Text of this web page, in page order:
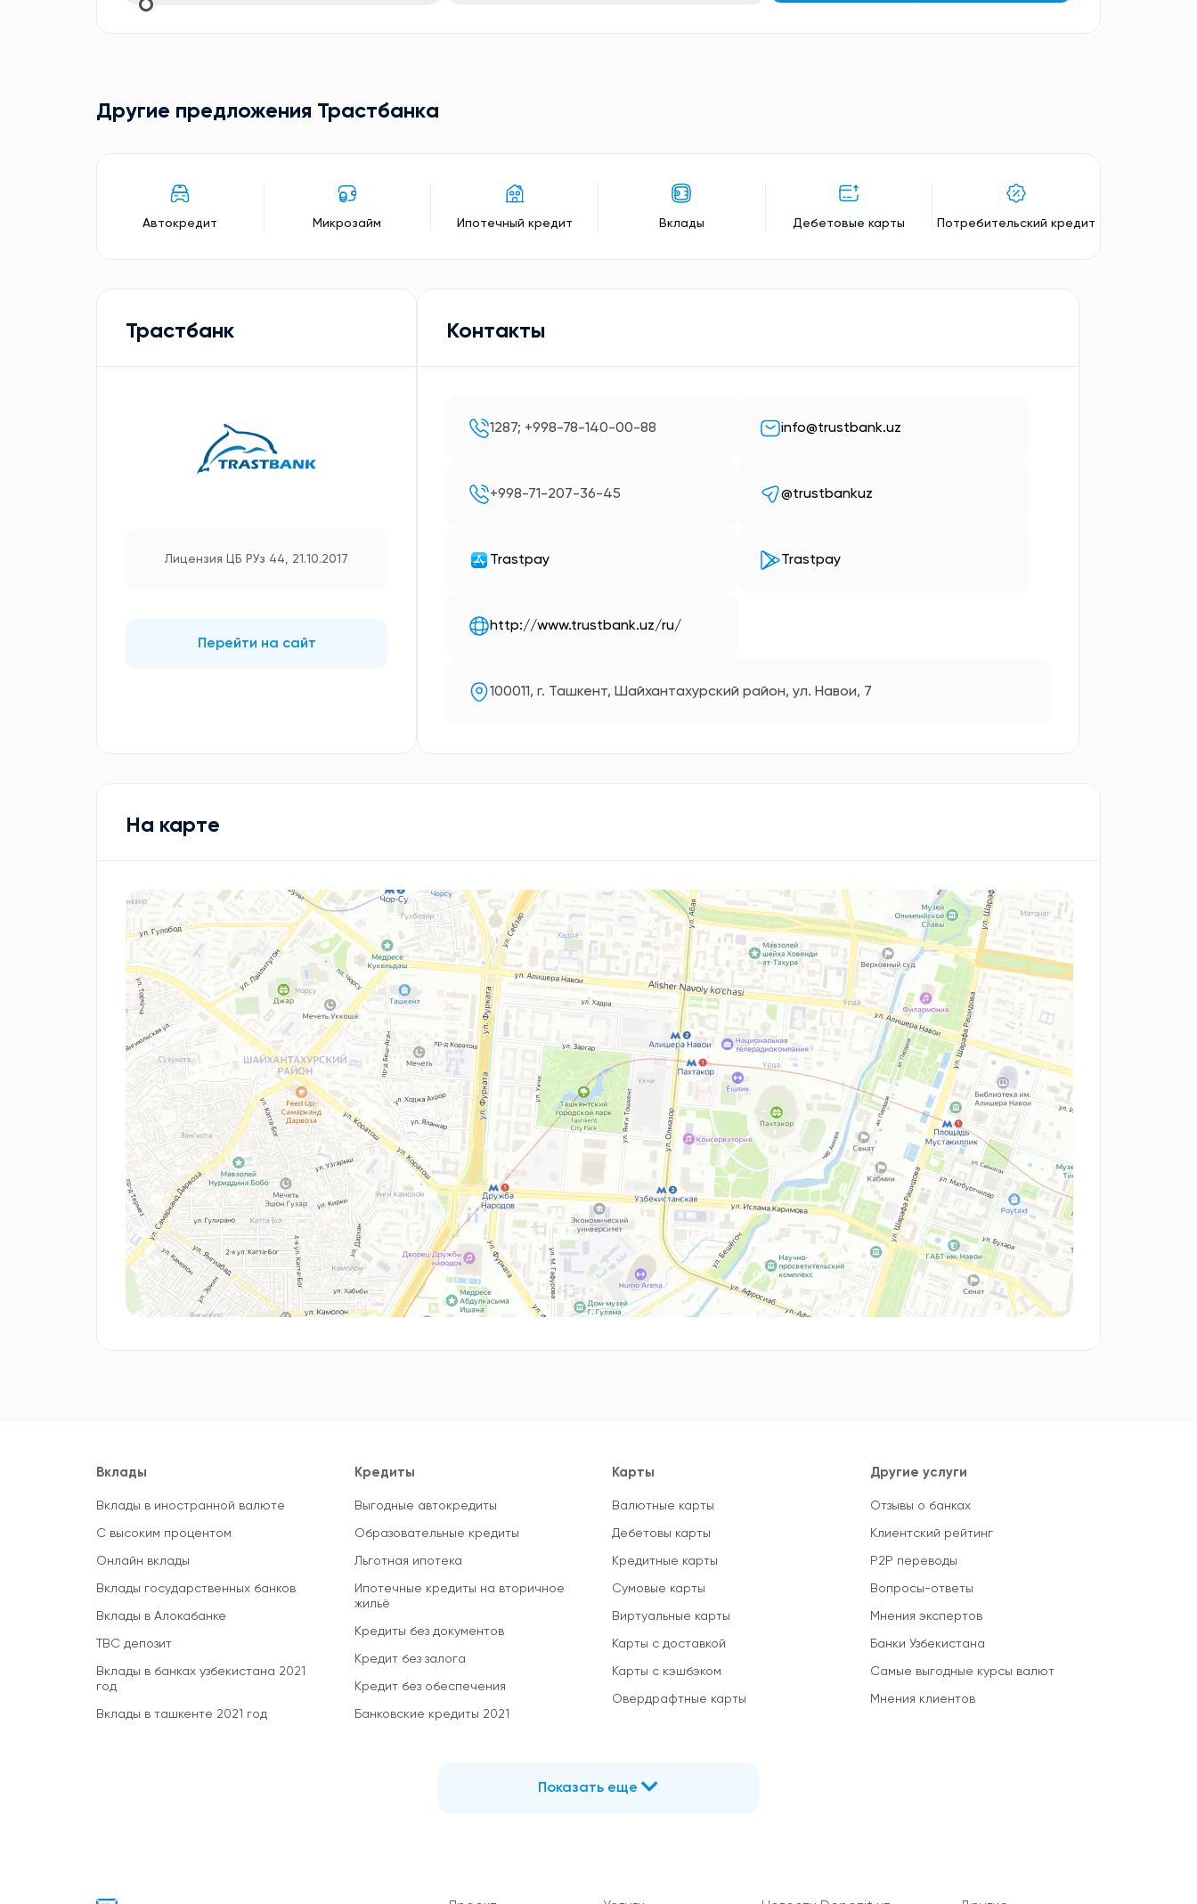
Другие предложения Трастбанкa
Автокредит Микрозайм Ипотечный кредит Вклады Дебетовые карты Потребительский кредит
Трастбанк
Лицензия ЦБ РУз 44, 21.10.2017
Перейти на сайт
Контакты
1287; +998-78-140-00-88 info@trustbank.uz
+998-71-207-36-45 @trustbankuz
Trastpay Trastpay
http://www.trustbank.uz/ru/
100011, г. Ташкент, Шайхантахурский район, ул. Навои, 7
На карте
Вклады
Вклады в иностранной валюте
С высоким процентом
Онлайн вклады
Вклады государственных банков
Вклады в Алокабанке
TBC депозит
Вклады в банках узбекистана 2021
год
Вклады в ташкенте 2021 год
Кредиты
Выгодные автокредиты
Образовательные кредиты
Льготная ипотека
Ипотечные кредиты на вторичное
жильё
Кредиты без документов
Кредит без залога
Кредит без обеспечения
Банковские кредиты 2021
Карты
Валютные карты
Дебетовы карты
Кредитные карты
Сумовые карты
Виртуальные карты
Карты с доставкой
Карты с кэшбэком
Овердрафтные карты
Другие услуги
Отзывы о банках
Клиентский рейтинг
P2P переводы
Вопросы-ответы
Мнения экспертов
Банки Узбекистана
Самые выгодные курсы валют
Мнения клиентов
Показать еще